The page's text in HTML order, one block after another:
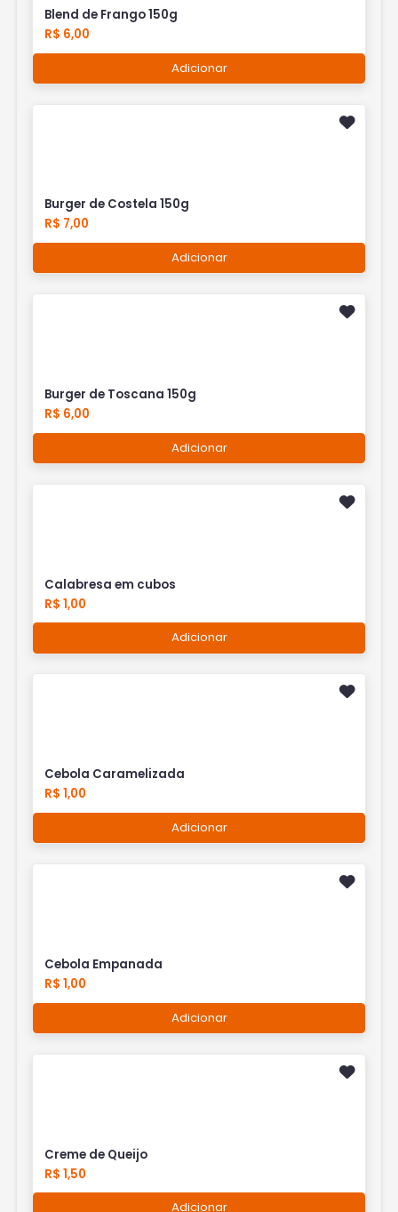
Blend de Frango 150g
R$ 6,00
Adicionar
Burger de Costela 150g
R$ 7,00
Adicionar
Burger de Toscana 150g
R$ 6,00
Adicionar
Calabresa em cubos
R$ 1,00
Adicionar
Cebola Caramelizada
R$ 1,00
Adicionar
Cebola Empanada
R$ 1,00
Adicionar
Creme de Queijo
R$ 1,50
Adicionar